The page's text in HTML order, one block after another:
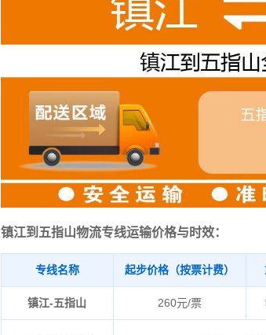
镇江到五指山物流专线运输价格与时效：
专线名称 起步价格（按票计费）
镇江-五指山 260元/票